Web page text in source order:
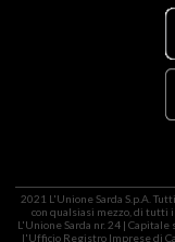
2021 L'Unione Sarda S.p.A.
con qualsiasi mezzo, di tutti
L'Unione Sarda nr. 24 |
l'Ufficio Registro Imprese di